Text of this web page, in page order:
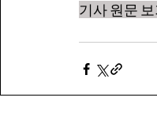
기사 원문